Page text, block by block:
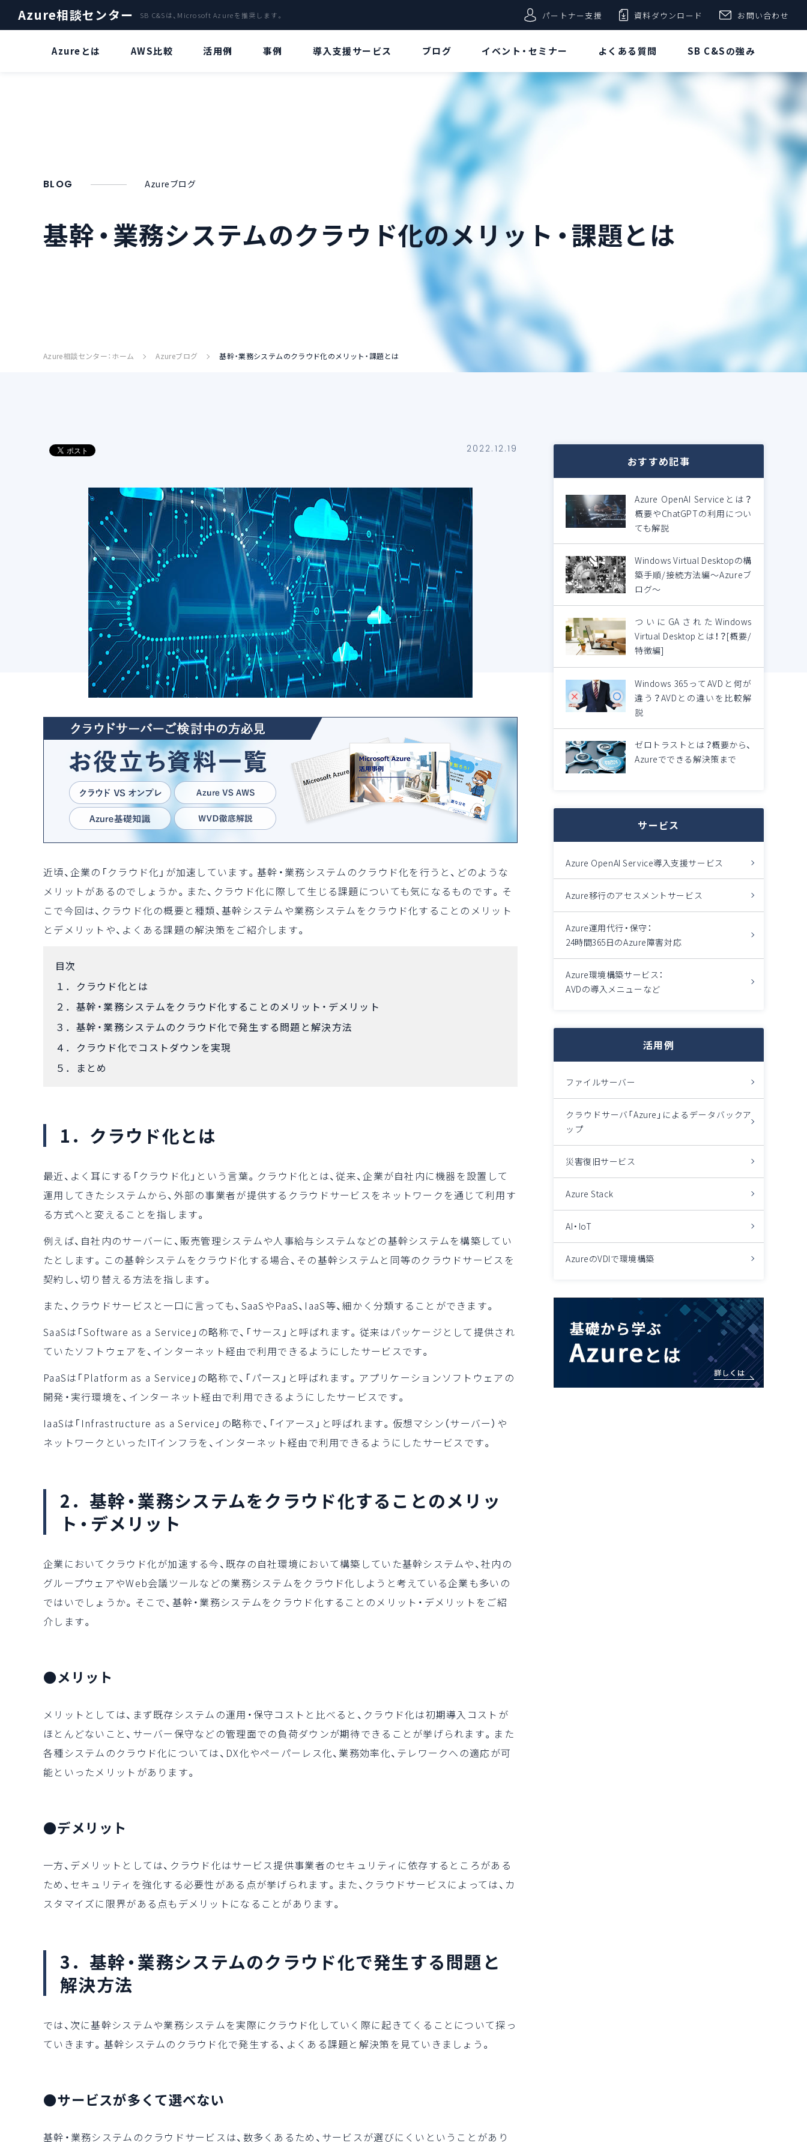
Azure相談センター SB C&Sは、Microsoft Azureを推奨します。 パートナー支援 資料ダウンロード お問い合わせ
Azureとは AWS比較 活用例
Azure Stack
AzureのVDIで環境構築
事例 導入支援サービス ブログ
Azure OpenAI Serviceのビジネス
Azure OpenAI Serviceリソースデ
プロイについて
Azure Virtual
Desktopとは!?[構
リソースグループ
仮想ネットワーク
イベント・セミナー よくある質問 SB C&Sの強み
BLOG Azureブログ
基幹・業務システムのクラウド化のメリット・課題とは
Azure相談センター：ホーム Azureブログ 基幹・業務システムのクラウド化のメリット・課題とは
2022.12.19
近頃、企業の「クラウド化」が加速しています。基幹・業務システムのクラウド化を行うと、どのような
メリットがあるのでしょうか。また、クラウド化に際して生じる課題についても気になるものです。そ
こで今回は、クラウド化の概要と種類、基幹システムや業務システムをクラウド化することのメリット
とデメリットや、よくある課題の解決策をご紹介します。
目次
１．クラウド化とは
２．基幹・業務システムをクラウド化することのメリット・デメリット
３．基幹・業務システムのクラウド化で発生する問題と解決方法
４．クラウド化でコストダウンを実現
５．まとめ
1．クラウド化とは
最近、よく耳にする「クラウド化」という言葉。クラウド化とは、従来、企業が自社内に機器を設置して
運用してきたシステムから、外部の事業者が提供するクラウドサービスをネットワークを通じて利用す
る方式へと変えることを指します。
例えば、自社内のサーバーに、販売管理システムや人事給与システムなどの基幹システムを構築してい
たとします。この基幹システムをクラウド化する場合、その基幹システムと同等のクラウドサービスを
契約し、切り替える方法を指します。
また、クラウドサービスと一口に言っても、SaaSやPaaS、IaaS等、細かく分類することができます。
SaaSは「Software as a Service」の略称で、「サース」と呼ばれます。従来はパッケージとして提供され
ていたソフトウェアを、インターネット経由で利用できるようにしたサービスです。
PaaSは「Platform as a Service」の略称で、「パース」と呼ばれます。アプリケーションソフトウェアの
開発・実行環境を、インターネット経由で利用できるようにしたサービスです。
IaaSは「Infrastructure as a Service」の略称で、「イアース」と呼ばれます。仮想マシン（サーバー）や
ネットワークといったITインフラを、インターネット経由で利用できるようにしたサービスです。
2．基幹・業務システムをクラウド化することのメリッ
ト・デメリット
企業においてクラウド化が加速する今、既存の自社環境において構築していた基幹システムや、社内の
グループウェアやWeb会議ツールなどの業務システムをクラウド化しようと考えている企業も多いの
ではいでしょうか。そこで、基幹・業務システムをクラウド化することのメリット・デメリットをご紹
介します。
●メリット
メリットとしては、まず既存システムの運用・保守コストと比べると、クラウド化は初期導入コストが
ほとんどないこと、サーバー保守などの管理面での負荷ダウンが期待できることが挙げられます。また
各種システムのクラウド化については、DX化やペーパーレス化、業務効率化、テレワークへの適応が可
能といったメリットがあります。
●デメリット
一方、デメリットとしては、クラウド化はサービス提供事業者のセキュリティに依存するところがある
ため、セキュリティを強化する必要性がある点が挙げられます。また、クラウドサービスによっては、カ
スタマイズに限界がある点もデメリットになることがあります。
3．基幹・業務システムのクラウド化で発生する問題と
解決方法
では、次に基幹システムや業務システムを実際にクラウド化していく際に起きてくることについて探っ
ていきます。基幹システムのクラウド化で発生する、よくある課題と解決策を見ていきましょう。
●サービスが多くて選べない
基幹・業務システムのクラウドサービスは、数多くあるため、サービスが選びにくいということがあり
おすすめ記事
Azure OpenAI Serviceとは？
概要やChatGPTの利用につい
ても解説
Windows Virtual Desktopの構
築手順/接続方法編～Azureブ
ログ～
ついにGAされたWindows
Virtual Desktopとは！？[概要/
特徴編]
Windows 365ってAVDと何が
違う？AVDとの違いを比較解
説
ゼロトラストとは？概要から、
Azureでできる解決策まで
サービス
Azure OpenAI Service導入支援サービス
Azure移行のアセスメントサービス
Azure運用代行・保守：
24時間365日のAzure障害対応
Azure環境構築サービス：
AVDの導入メニューなど
活用例
ファイルサーバー
クラウドサーバ「Azure」によるデータバックア
ップ
災害復旧サービス
Azure Stack
AI・IoT
AzureのVDIで環境構築